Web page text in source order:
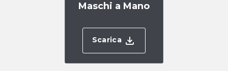
Maschi a Mano
Scarica